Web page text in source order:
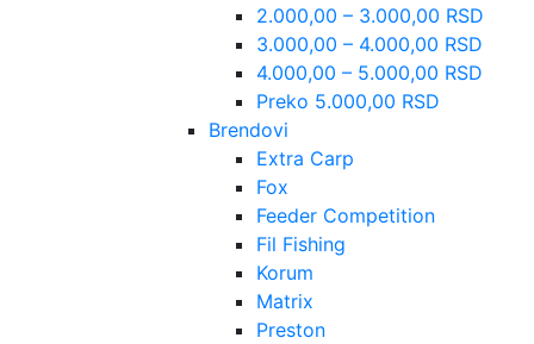
2.000,00 – 3.000,00 RSD
3.000,00 – 4.000,00 RSD
4.000,00 – 5.000,00 RSD
Preko 5.000,00 RSD
Brendovi
Extra Carp
Fox
Feeder Competition
Fil Fishing
Korum
Matrix
Preston